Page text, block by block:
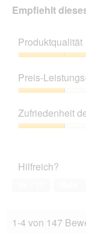
Empfiehlt
Produktqualität
2
von
5
Preis-
Leistungs-
Verhältnis,
1
Zufriedenheit
1
Hilfreich?
1-4 von 147